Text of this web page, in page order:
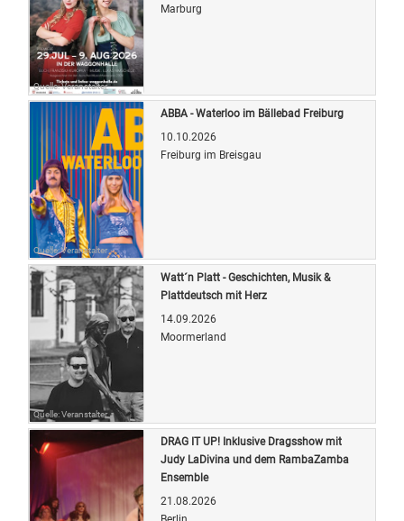
Quelle: Veranstalter
Marburg
Quelle: Veranstalter
ABBA - Waterloo im Bällebad Freiburg
10.10.2026
Freiburg im Breisgau
Quelle: Veranstalter
Watt´n Platt - Geschichten, Musik &
Plattdeutsch mit Herz
14.09.2026
Moormerland
DRAG IT UP! Inklusive Dragsshow mit
Judy LaDivina und dem RambaZamba
Ensemble
21.08.2026